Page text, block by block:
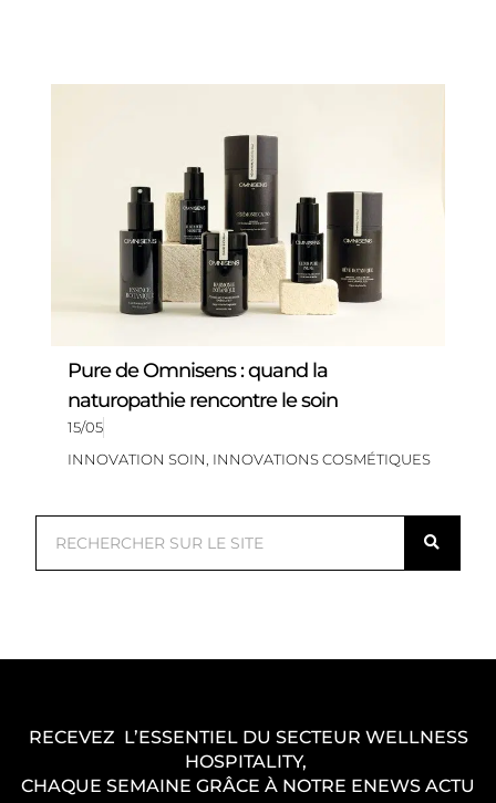
Pure de Omnisens : quand la
naturopathie rencontre le soin
15/05
INNOVATION SOIN INNOVATIONS COSMÉTIQUES
h
r
RECEVEZ L’ESSENTIEL DU SECTEUR WELLNESS
HOSPITALITY,
CHAQUE SEMAINE GRÂCE À NOTRE ENEWS ACTU